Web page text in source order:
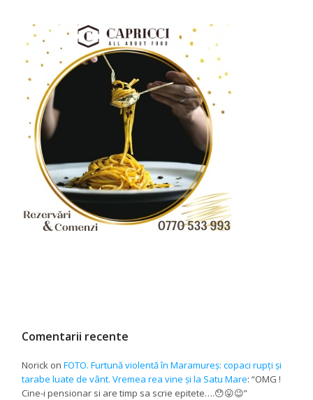
Comentarii recente
Norick onFOTO. Furtună violentă în Maramureș: copaci rupți și
tarabe luate de vânt. Vremea rea vine și la Satu Mare: “OMG !
Cine-i pensionar si are timp sa scrie epitete….😯😛😉”